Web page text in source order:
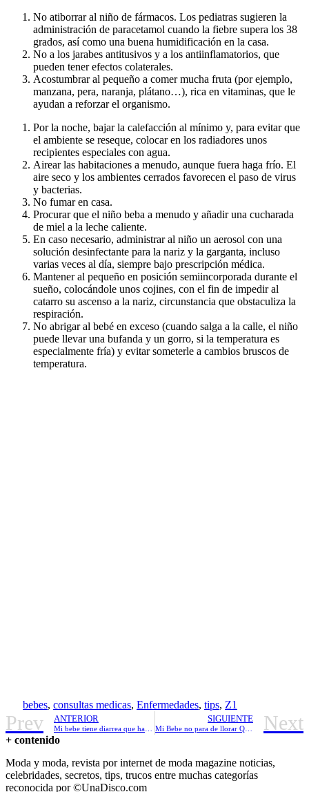
No atiborrar al niño de fármacos. Los pediatras sugieren la
administración de paracetamol cuando la fiebre supera los 38
grados, así como una buena humidificación en la casa.
No a los jarabes antitusivos y a los antiinflamatorios, que
pueden tener efectos colaterales.
Acostumbrar al pequeño a comer mucha fruta (por ejemplo,
manzana, pera, naranja, plátano…), rica en vitaminas, que le
ayudan a reforzar el organismo.
Por la noche, bajar la calefacción al mínimo y, para evitar que
el ambiente se reseque, colocar en los radiadores unos
recipientes especiales con agua.
Airear las habitaciones a menudo, aunque fuera haga frío. El
aire seco y los ambientes cerrados favorecen el paso de virus
y bacterias.
No fumar en casa.
Procurar que el niño beba a menudo y añadir una cucharada
de miel a la leche caliente.
En caso necesario, administrar al niño un aerosol con una
solución desinfectante para la nariz y la garganta, incluso
varias veces al día, siempre bajo prescripción médica.
Mantener al pequeño en posición semiincorporada durante el
sueño, colocándole unos cojines, con el fin de impedir al
catarro su ascenso a la nariz, circunstancia que obstaculiza la
respiración.
No abrigar al bebé en exceso (cuando salga a la calle, el niño
puede llevar una bufanda y un gorro, si la temperatura es
especialmente fría) y evitar someterle a cambios bruscos de
temperatura.
bebes, consultas medicas, Enfermedades, tips, Z1
Prev ANTERIOR SIGUIENTE
Mi Bebe no para de llorar Que Hacer? Next
+ contenido
Moda y moda, revista por internet de moda magazine noticias,
celebridades, secretos, tips, trucos entre muchas categorías
reconocida por ©UnaDisco.com